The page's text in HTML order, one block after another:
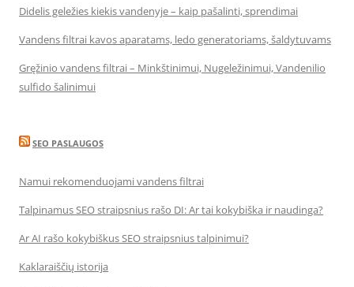
Didelis geležies kiekis vandenyje – kaip pašalinti, sprendimai
Vandens filtrai kavos aparatams, ledo generatoriams, šaldytuvams
Gręžinio vandens filtrai – Minkštinimui, Nugeležinimui, Vandenilio
sulfido šalinimui
SEO PASLAUGOS
Namui rekomenduojami vandens filtrai
Talpinamus SEO straipsnius rašo DI: Ar tai kokybiška ir naudinga?
Ar AI rašo kokybiškus SEO straipsnius talpinimui?
Kaklaraiščių istorija